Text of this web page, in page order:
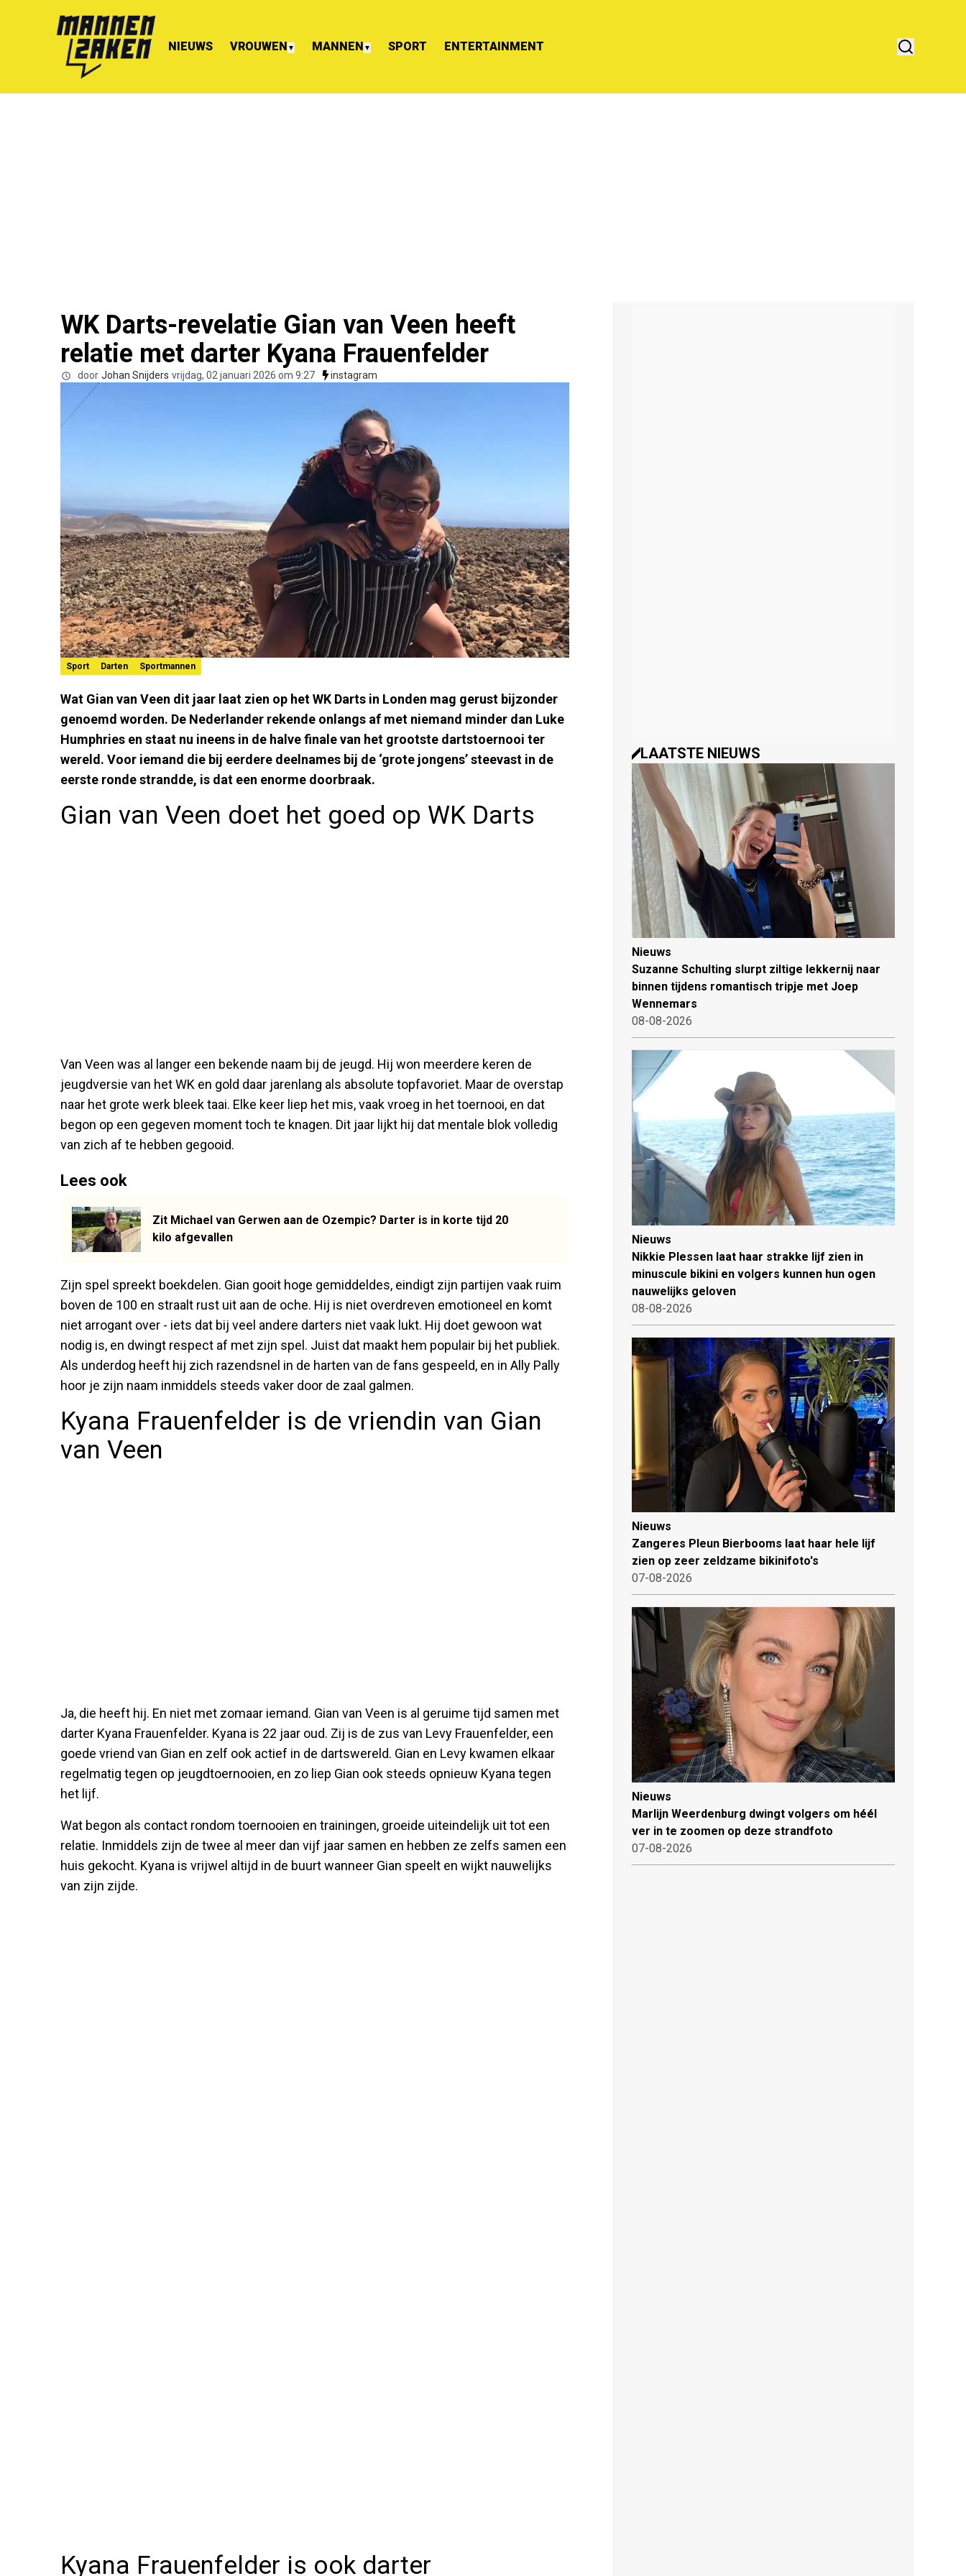
NIEUWS VROUWEN ▼ MANNEN ▼ SPORT ENTERTAINMENT
WK Darts-revelatie Gian van Veen heeft
relatie met darter Kyana Frauenfelder
door Johan Snijders vrijdag, 02 januari 2026 om 9:27 instagram
Sport Darten Sportmannen
Wat Gian van Veen dit jaar laat zien op het WK Darts in Londen mag gerust bijzonder
genoemd worden. De Nederlander rekende onlangs af met niemand minder dan Luke
Humphries en staat nu ineens in de halve finale van het grootste dartstoernooi ter
wereld. Voor iemand die bij eerdere deelnames bij de ‘grote jongens’ steevast in de
eerste ronde strandde, is dat een enorme doorbraak.
Gian van Veen doet het goed op WK Darts
Van Veen was al langer een bekende naam bij de jeugd. Hij won meerdere keren de
jeugdversie van het WK en gold daar jarenlang als absolute topfavoriet. Maar de overstap
naar het grote werk bleek taai. Elke keer liep het mis, vaak vroeg in het toernooi, en dat
begon op een gegeven moment toch te knagen. Dit jaar lijkt hij dat mentale blok volledig
van zich af te hebben gegooid.
Lees ook
Zit Michael van Gerwen aan de Ozempic? Darter is in korte tijd 20
kilo afgevallen
Zijn spel spreekt boekdelen. Gian gooit hoge gemiddeldes, eindigt zijn partijen vaak ruim
boven de 100 en straalt rust uit aan de oche. Hij is niet overdreven emotioneel en komt
niet arrogant over - iets dat bij veel andere darters niet vaak lukt. Hij doet gewoon wat
nodig is, en dwingt respect af met zijn spel. Juist dat maakt hem populair bij het publiek.
Als underdog heeft hij zich razendsnel in de harten van de fans gespeeld, en in Ally Pally
hoor je zijn naam inmiddels steeds vaker door de zaal galmen.
Kyana Frauenfelder is de vriendin van Gian
van Veen
Ja, die heeft hij. En niet met zomaar iemand. Gian van Veen is al geruime tijd samen met
darter Kyana Frauenfelder. Kyana is 22 jaar oud. Zij is de zus van Levy Frauenfelder, een
goede vriend van Gian en zelf ook actief in de dartswereld. Gian en Levy kwamen elkaar
regelmatig tegen op jeugdtoernooien, en zo liep Gian ook steeds opnieuw Kyana tegen
het lijf.
Wat begon als contact rondom toernooien en trainingen, groeide uiteindelijk uit tot een
relatie. Inmiddels zijn de twee al meer dan vijf jaar samen en hebben ze zelfs samen een
huis gekocht. Kyana is vrijwel altijd in de buurt wanneer Gian speelt en wijkt nauwelijks
van zijn zijde.
Kyana Frauenfelder is ook darter
LAATSTE NIEUWS
Nieuws
Suzanne Schulting slurpt ziltige lekkernij naar
binnen tijdens romantisch tripje met Joep
Wennemars
08-08-2026
Nieuws
Nikkie Plessen laat haar strakke lijf zien in
minuscule bikini en volgers kunnen hun ogen
nauwelijks geloven
08-08-2026
Nieuws
Zangeres Pleun Bierbooms laat haar hele lijf
zien op zeer zeldzame bikinifoto's
07-08-2026
Nieuws
Marlijn Weerdenburg dwingt volgers om héél
ver in te zoomen op deze strandfoto
07-08-2026